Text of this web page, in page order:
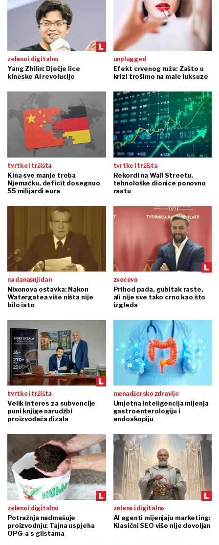
zeleno i digitalno
Yang Zhilin: Dječje lice
kineske AI revolucije
unplugged
Efekt crvenog ruža: Zašto u
krizi trošimo na male luksuze
tvrtke i tržišta
Kina sve manje treba
Njemačku, deficit dosegnuo
55 milijardi eura
tvrtke i tržišta
Rekordi na Wall Streetu,
tehnološke dionice ponovno
rastu
na današnji dan
Nixonova ostavka: Nakon
Watergatea više ništa nije
bilo isto
zvečevo
Prihod pada, gubitak raste,
ali nije sve tako crno kao što
izgleda
tvrtke i tržišta
Velik interes za subvencije
puni knjige narudžbi
proizvođača dizala
menadžersko zdravlje
Umjetna inteligencija mijenja
gastroenterologiju i
endoskopiju
zeleno i digitalno
Potražnja nadmašuje
proizvodnju: Tajna uspjeha
OPG-a s glistama
zeleno i digitalno
AI agenti mijenjaju marketing:
Klasični SEO više nije dovoljan